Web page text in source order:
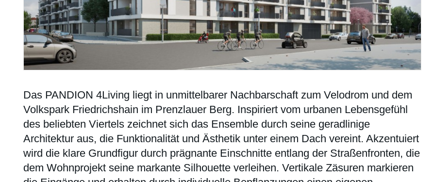
Das PANDION 4Living liegt in unmittelbarer Nachbarschaft zum Velodrom und dem
Volkspark Friedrichshain im Prenzlauer Berg. Inspiriert vom urbanen Lebensgefühl
des beliebten Viertels zeichnet sich das Ensemble durch seine geradlinige
Architektur aus, die Funktionalität und Ästhetik unter einem Dach vereint. Akzentuiert
wird die klare Grundfigur durch prägnante Einschnitte entlang der Straßenfronten, die
dem Wohnprojekt seine markante Silhouette verleihen. Vertikale Zäsuren markieren